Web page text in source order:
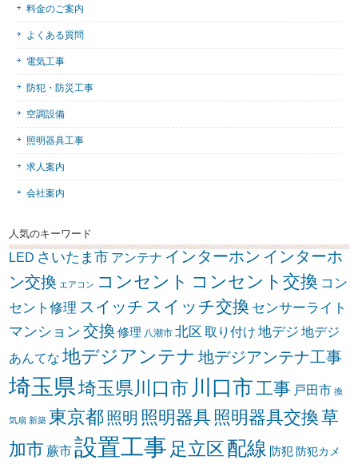
料金のご案内
よくある質問
電気工事
防犯・防災工事
空調設備
照明器具工事
求人案内
会社案内
人気のキーワード
LED さいたま市 アンテナ インターホン インターホ
ン交換 エアコン コンセント コンセント交換 コン
セント修理 スイッチ スイッチ交換 センサーライト
マンション 交換 修理 八潮市 北区 取り付け 地デジ 地デジ
あんてな 地デジアンテナ 地デジアンテナ工事
埼玉県埼玉県川口市 川口市工事 戸田市 換
気扇 新築 東京都照明 照明器具 照明器具交換草
加市 蕨市設置工事 足立区配線 防犯 防犯カメ